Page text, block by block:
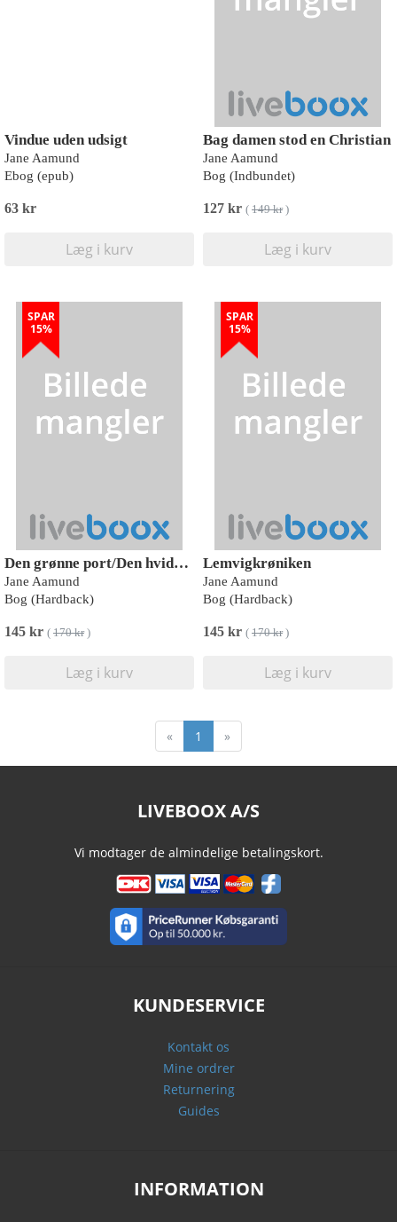
Vindue uden udsigt
Jane Aamund
Ebog (epub)
63 kr
Læg i kurv
Bag damen stod en Christian
Jane Aamund
Bog (Indbundet)
127 kr ( 149 kr)
Læg i kurv
SPAR
15%
Den grønne port/Den hvide verden
Jane Aamund
Bog (Hardback)
145 kr ( 170 kr)
Læg i kurv
SPAR
15%
Lemvigkrøniken
Jane Aamund
Bog (Hardback)
145 kr ( 170 kr)
Læg i kurv
« 1 »
LIVEBOOX A/S
Vi modtager de almindelige betalingskort.
KUNDESERVICE
Kontakt os
Mine ordrer
Returnering
Guides
INFORMATION